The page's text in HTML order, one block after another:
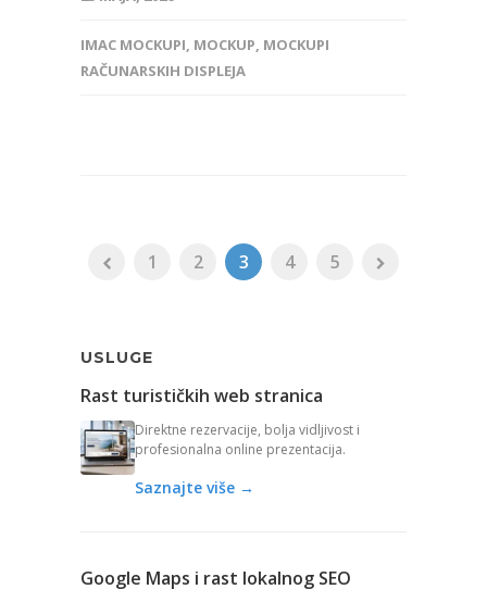
IMAC MOCKUPI, MOCKUP, MOCKUPI
RAČUNARSKIH DISPLEJA
1 2 3 4 5
USLUGE
Rast turističkih web stranica
Direktne rezervacije, bolja vidljivost i
profesionalna online prezentacija.
Saznajte više →
Google Maps i rast lokalnog SEO